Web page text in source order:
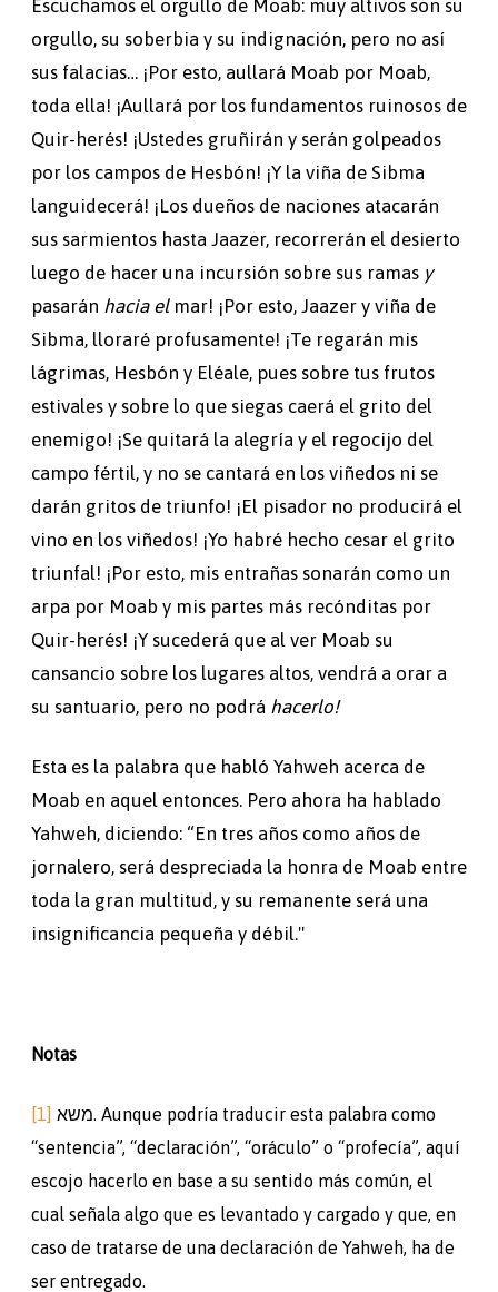
Escuchamos el orgullo de Moab: muy altivos son su
orgullo, su soberbia y su indignación, pero no así
sus falacias… ¡Por esto, aullará Moab por Moab,
toda ella! ¡Aullará por los fundamentos ruinosos de
Quir-herés! ¡Ustedes gruñirán y serán golpeados
por los campos de Hesbón! ¡Y la viña de Sibma
languidecerá! ¡Los dueños de naciones atacarán
sus sarmientos hasta Jaazer, recorrerán el desierto
luego de hacer una incursión sobre sus ramas y
pasarán hacia el mar! ¡Por esto, Jaazer y viña de
Sibma, lloraré profusamente! ¡Te regarán mis
lágrimas, Hesbón y Eléale, pues sobre tus frutos
estivales y sobre lo que siegas caerá el grito del
enemigo! ¡Se quitará la alegría y el regocijo del
campo fértil, y no se cantará en los viñedos ni se
darán gritos de triunfo! ¡El pisador no producirá el
vino en los viñedos! ¡Yo habré hecho cesar el grito
triunfal! ¡Por esto, mis entrañas sonarán como un
arpa por Moab y mis partes más recónditas por
Quir-herés! ¡Y sucederá que al ver Moab su
cansancio sobre los lugares altos, vendrá a orar a
su santuario, pero no podrá hacerlo!
Esta es la palabra que habló Yahweh acerca de
Moab en aquel entonces. Pero ahora ha hablado
Yahweh, diciendo: “En tres años como años de
jornalero, será despreciada la honra de Moab entre
toda la gran multitud, y su remanente será una
insignificancia pequeña y débil."
Notas
[1]
“sentencia”, “declaración”, “oráculo” o “profecía”, aquí
escojo hacerlo en base a su sentido más común, el
cual señala algo que es levantado y cargado y que, en
caso de tratarse de una declaración de Yahweh, ha de
ser entregado.